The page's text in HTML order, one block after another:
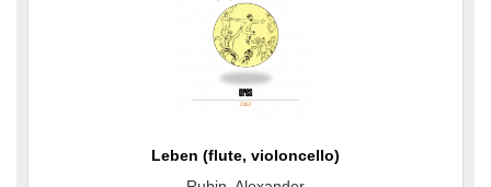
Leben (flute, violoncello)